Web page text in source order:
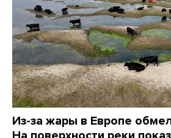
Из-за жары в Европе